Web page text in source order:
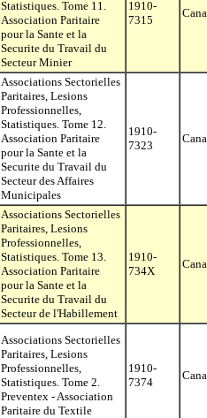
Statistiques. Tome 11.
Association Paritaire
pour la Sante et la
Securite du Travail du
Secteur Minier
1910-
7315
Associations Sectorielles
Paritaires, Lesions
Professionnelles,
Statistiques. Tome 12.
Association Paritaire
pour la Sante et la
Securite du Travail du
Secteur des Affaires
Municipales
1910-
7323
Associations Sectorielles
Paritaires, Lesions
Professionnelles,
Statistiques. Tome 13.
Association Paritaire
pour la Sante et la
Securite du Travail du
Secteur de l'Habillement
1910-
734X
Associations Sectorielles
Paritaires, Lesions
Professionnelles,
Statistiques. Tome 2.
Preventex - Association
Paritaire du Textile
1910-
7374